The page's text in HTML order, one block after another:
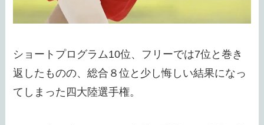
ショートプログラム10位、フリーでは7位と巻き
返したものの、総合８位と少し悔しい結果になっ
てしまった四大陸選手権。